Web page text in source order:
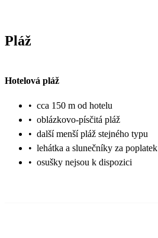
Pláž
Hotelová pláž
• cca 150 m od hotelu
• oblázkovo-písčitá pláž
• další menší pláž stejného typu
• lehátka a slunečníky za poplatek
• osušky nejsou k dispozici